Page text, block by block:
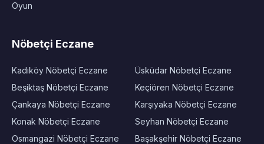
Oyun
Nöbetçi Eczane
Kadıköy Nöbetçi Eczane
Beşiktaş Nöbetçi Eczane
Çankaya Nöbetçi Eczane
Konak Nöbetçi Eczane
Osmangazi Nöbetçi Eczane
Üsküdar Nöbetçi Eczane
Keçiören Nöbetçi Eczane
Karşıyaka Nöbetçi Eczane
Seyhan Nöbetçi Eczane
Başakşehir Nöbetçi Eczane